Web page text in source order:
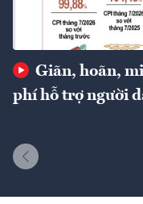
Giãn, hoãn,
phí hỗ trợ người